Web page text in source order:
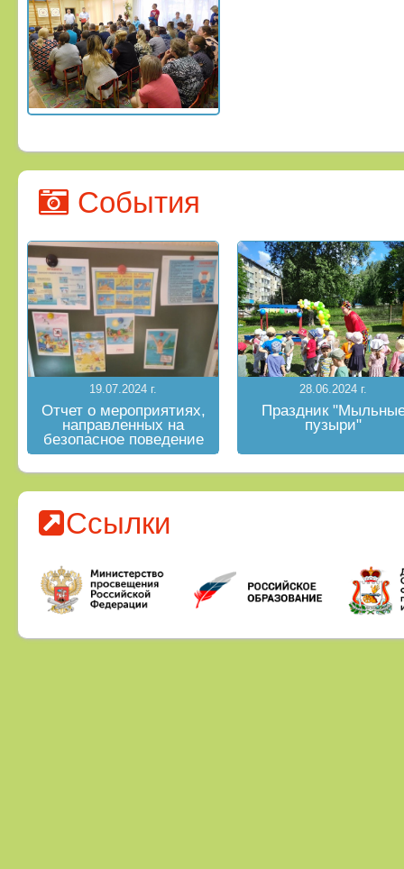
События
19.07.2024 г.
Отчет о мероприятиях,
направленных на
безопасное поведение
на водных объектах в
летний период
28.06.2024 г.
Праздник
пузыри"
Ссылки